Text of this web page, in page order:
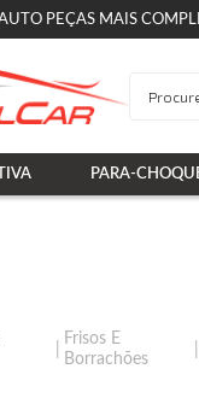
PEÇAS MAIS
PARA-
Frisos E
Borrachões